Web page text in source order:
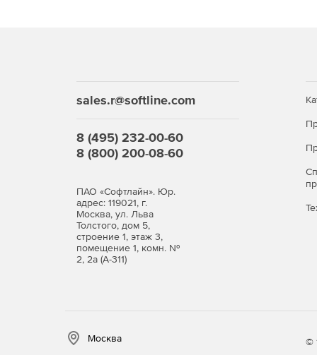
Событийное протоколирование через Syslog.
Высокая надежность и производительность
Поддержка сценариев обеспечения
sales.r@softline.com
8 (495) 232-00-60
8 (800) 200-08-60
ПАО «Софтлайн». Юр.
адрес: 119021, г.
Москва, ул. Льва
Толстого, дом 5,
строение 1, этаж 3,
помещение 1, комн. №
2, 2а (А-311)
Москва ©